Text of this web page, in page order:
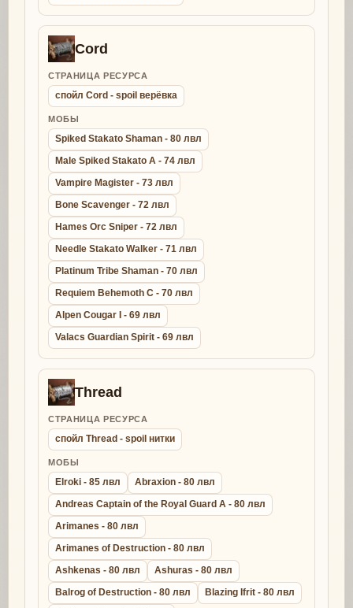
Cord
СТРАНИЦА РЕСУРСА
спойл Cord - spoil верёвка
МОБЫ
Spiked Stakato Shaman - 80 лвл
Male Spiked Stakato A - 74 лвл
Vampire Magister - 73 лвл
Bone Scavenger - 72 лвл
Hames Orc Sniper - 72 лвл
Needle Stakato Walker - 71 лвл
Platinum Tribe Shaman - 70 лвл
Requiem Behemoth C - 70 лвл
Alpen Cougar I - 69 лвл
Valacs Guardian Spirit - 69 лвл
Thread
СТРАНИЦА РЕСУРСА
спойл Thread - spoil нитки
МОБЫ
Elroki - 85 лвл
Abraxion - 80 лвл
Andreas Captain of the Royal Guard A - 80 лвл
Arimanes - 80 лвл
Arimanes of Destruction - 80 лвл
Ashkenas - 80 лвл
Ashuras - 80 лвл
Balrog of Destruction - 80 лвл
Blazing Ifrit - 80 лвл